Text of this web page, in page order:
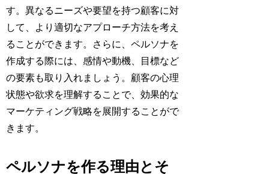
す。異なるニーズや要望を持つ顧客に対
して、より適切なアプローチ方法を考え
ることができます。さらに、ペルソナを
作成する際には、感情や動機、目標など
の要素も取り入れましょう。顧客の心理
状態や欲求を理解することで、効果的な
マーケティング戦略を展開することがで
きます。
ペルソナを作る理由とそ